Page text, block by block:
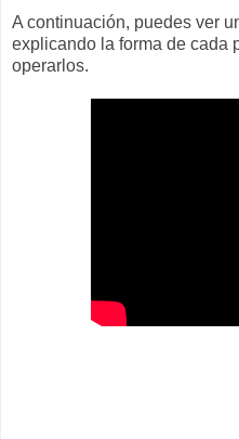
A continuación, puedes ver
explicando la forma de cada
operarlos.